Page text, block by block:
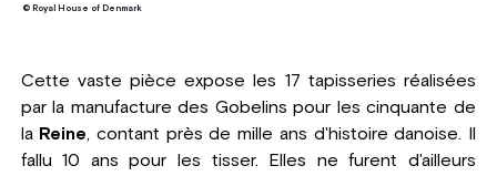
© Royal House of Denmark
Cette vaste pièce expose les 17 tapisseries réalisées
par la manufacture des Gobelins pour les cinquante de
la Reine, contant près de mille ans d'histoire danoise. Il
fallu 10 ans pour les tisser. Elles ne furent d'ailleurs